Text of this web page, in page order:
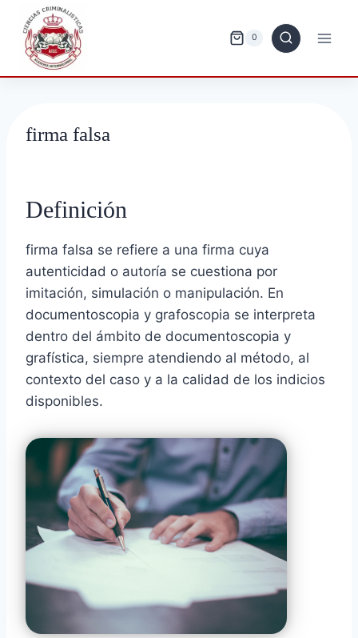
Saltar
contenido
0
firma falsa
Definición
firma falsa se refiere a una firma cuya
autenticidad o autoría se cuestiona por
imitación, simulación o manipulación. En
documentoscopia y grafoscopia se interpreta
dentro del ámbito de documentoscopia y
grafística, siempre atendiendo al método, al
contexto del caso y a la calidad de los indicios
disponibles.